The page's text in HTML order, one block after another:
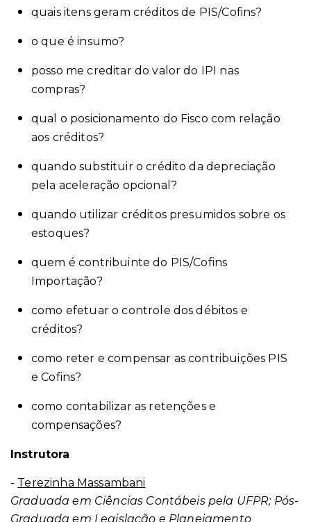
quais itens geram créditos de PIS/Cofins?
o que é insumo?
posso me creditar do valor do IPI nas
compras?
qual o posicionamento do Fisco com relação
aos créditos?
quando substituir o crédito da depreciação
pela aceleração opcional?
quando utilizar créditos presumidos sobre os
estoques?
quem é contribuinte do PIS/Cofins
Importação?
como efetuar o controle dos débitos e
créditos?
como reter e compensar as contribuições PIS
e Cofins?
como contabilizar as retenções e
compensações?
Instrutora
- Terezinha Massambani
Graduada em Ciências Contábeis pela UFPR; Pós-
Graduada em Legislação e Planejamento